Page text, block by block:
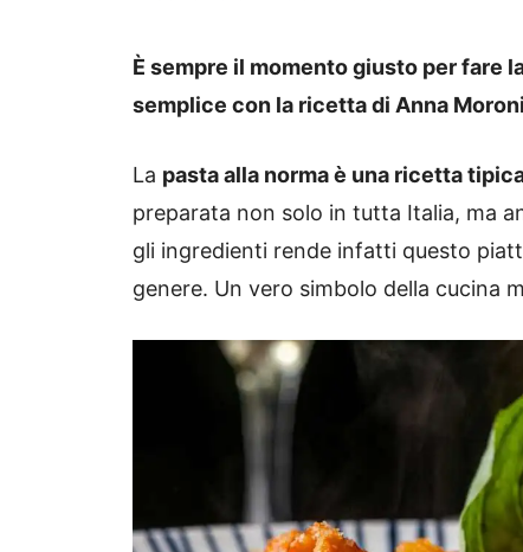
È sempre il momento giusto per fare
semplice con la ricetta di Anna
La pasta alla norma è una ricetta
preparata non solo in tutta Italia, ma
gli ingredienti rende infatti questo
genere. Un vero simbolo della cucina